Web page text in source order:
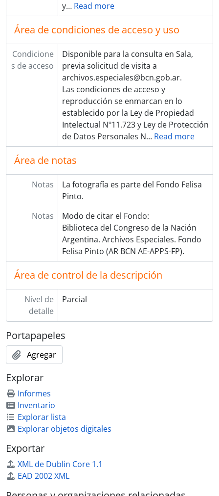
y… Read more
Área de condiciones de acceso y uso
Condicione
s de acceso
Disponible para la consulta en Sala,
previa solicitud de visita a
archivos.especiales@bcn.gob.ar.
Las condiciones de acceso y
reproducción se enmarcan en lo
establecido por la Ley de Propiedad
Intelectual Nº11.723 y Ley de Protección
de Datos Personales N… Read more
Área de notas
Notas
La fotografía es parte del Fondo Felisa
Pinto.
Notas
Modo de citar el Fondo:
Biblioteca del Congreso de la Nación
Argentina. Archivos Especiales. Fondo
Felisa Pinto (AR BCN AE-APPS-FP).
Área de control de la descripción
Nivel de
detalle
Parcial
Portapapeles
Agregar
Explorar
Informes
Inventario
Explorar lista
Explorar objetos digitales
Exportar
XML de Dublin Core 1.1
EAD 2002 XML